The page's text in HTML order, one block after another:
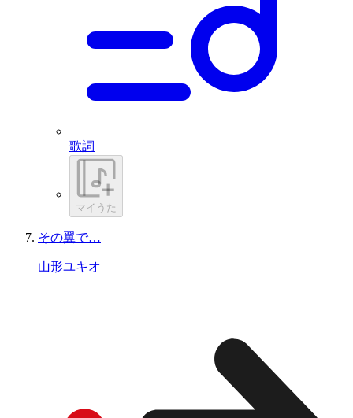
歌詞
マイうた
その翼で…
山形ユキオ